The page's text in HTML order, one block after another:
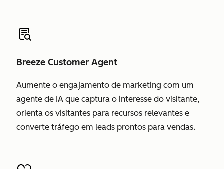
Breeze Customer Agent
Aumente o engajamento de marketing com um
agente de IA que captura o interesse do visitante,
orienta os visitantes para recursos relevantes e
converte tráfego em leads prontos para vendas.